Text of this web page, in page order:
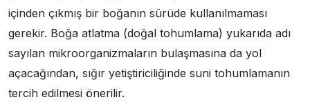
içinden çıkmış bir boğanın sürüde kullanılmaması
gerekir. Boğa atlatma (doğal tohumlama) yukarıda adı
sayılan mikroorganizmaların bulaşmasına da yol
açacağından, sığır yetiştiriciliğinde suni tohumlamanın
tercih edilmesi önerilir.